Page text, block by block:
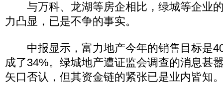
与万科、龙湖等房企相比，绿城等企业
力凸显，已是不争的事实。
中报显示，富力地产今年的销售目标是
成了34%。绿城地产遭证监会调查的消息甚
矢口否认，但其资金链的紧张已是业内皆知